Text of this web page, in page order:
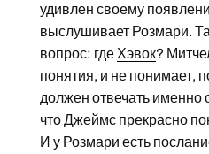
удивлен своему
выслушивает Розмари.
вопрос: гдеХэвок?
понятия, и не понимает,
должен отвечать именно
что Джеймс прекрасно
И у Розмари есть